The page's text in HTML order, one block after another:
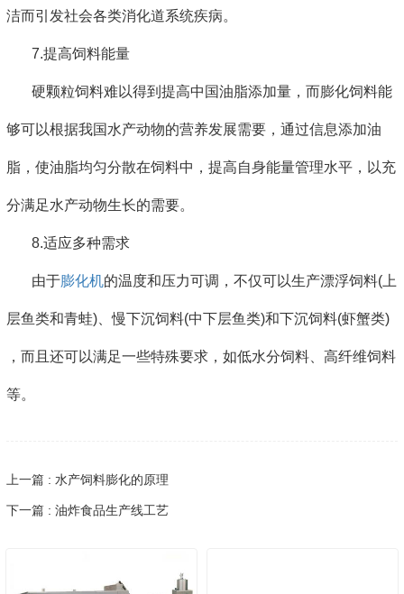
洁而引发社会各类消化道系统疾病。
7.提高饲料能量
硬颗粒饲料难以得到提高中国油脂添加量，而膨化饲料能
够可以根据我国水产动物的营养发展需要，通过信息添加油
脂，使油脂均匀分散在饲料中，提高自身能量管理水平，以充
分满足水产动物生长的需要。
8.适应多种需求
由于膨化机的温度和压力可调，不仅可以生产漂浮饲料(上
层鱼类和青蛙)、慢下沉饲料(中下层鱼类)和下沉饲料(虾蟹类)
，而且还可以满足一些特殊要求，如低水分饲料、高纤维饲料
等。
上一篇 : 水产饲料膨化的原理
下一篇 : 油炸食品生产线工艺